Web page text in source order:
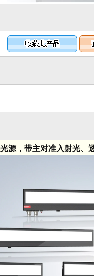
源，带主对准入射光、